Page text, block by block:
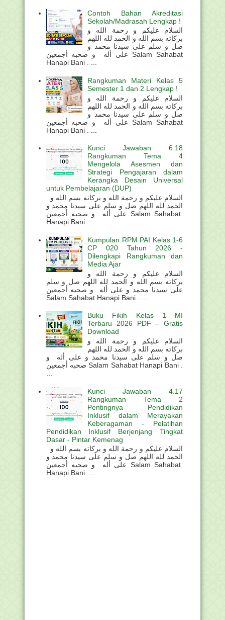
Contoh Bahan Akreditasi
Sekolah/Madrasah Lengkap !
السلام عليكم و رحمة الله و
بركاته بسم الله و الحمد لله اللهم
صل و سلم على سيدنا محمد و
على أله و صحبه أجمعين Salam Sahabat
Hanapi Bani . ...
Rangkuman Materi Kelas 5
Semester 1 dan 2 Lengkap !
السلام عليكم و رحمة الله و
بركاته بسم الله و الحمد لله اللهم
صل و سلم على سيدنا محمد و
على أله و صحبه أجمعين Salam Sahabat
Hanapi Bani . ...
Kunci Jawaban 6.18
Rangkuman Tema 4
Mengelola Asesmen dan
Strategi Pengajaran dalam
Kerangka Desain Universal
untuk Pembelajaran (DUP)
الحمد لله اللهم صل و سلم على سيدنا محمد و
على أله و صحبه أجمعين Salam Sahabat
Hanapi Bani ....
Kumpulan RPM PAI Kelas 1-6
CP 020 Tahun 2026 -
Dilengkapi Rangkuman dan
Media Ajar
السلام عليكم و رحمة الله و
بركاته بسم الله و الحمد لله اللهم صل و سلم
على سيدنا محمد و على أله و صحبه أجمعين
Salam Sahabat Hanapi Bani . ...
Buku Fikih Kelas 1 MI
Terbaru 2026 PDF – Gratis
Download
السلام عليكم و رحمة الله و
بركاته بسم الله و الحمد لله اللهم
صل و سلم على سيدنا محمد و على أله و
صحبه أجمعين Salam Sahabat Hanapi Bani .
Kunci Jawaban 4.17
Rangkuman Tema 2
Pentingnya Pendidikan
Inklusif dalam Merayakan
Keberagaman - Pelatihan
Pendidikan Inklusif Berjenjang Tingkat
Dasar - Pintar Kemenag
الحمد لله اللهم صل و سلم على سيدنا محمد و
على أله و صحبه أجمعين Salam Sahabat
Hanapi Bani ....